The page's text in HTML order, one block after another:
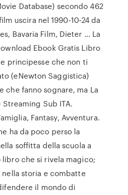
Database) secondo 462
uscira nel 1990-10-24 da
Bavaria Film, Dieter … La
Ebook Gratis Libro
principesse che non ti
(eNewton Saggistica)
che fanno sognare, ma La
Sub ITA.
Fantasy, Avventura.
ha da poco perso la
soffitta della scuola a
che si rivela magico;
nella storia e combatte
il mondo di